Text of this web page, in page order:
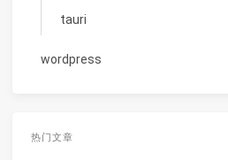
tauri
wordpress
热门文章